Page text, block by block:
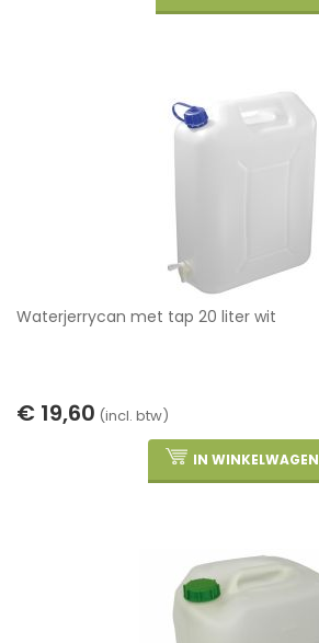
Waterjerrycan met tap 20 liter wit
€ 19,60 (incl. btw)
IN WINKELWAGEN